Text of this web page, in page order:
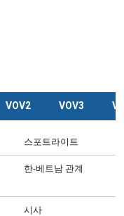
VOV2 VOV3
스포트라이트
한-베트남 관계
시사